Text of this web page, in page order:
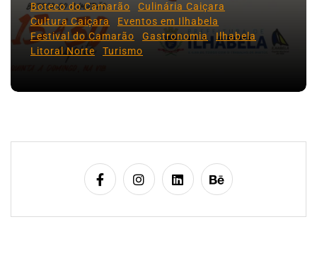
Boteco do Camarão
Culinária Caiçara
Cultura Caiçara
Eventos em Ilhabela
Festival do Camarão
Gastronomia
Ilhabela
Litoral Norte
Turismo